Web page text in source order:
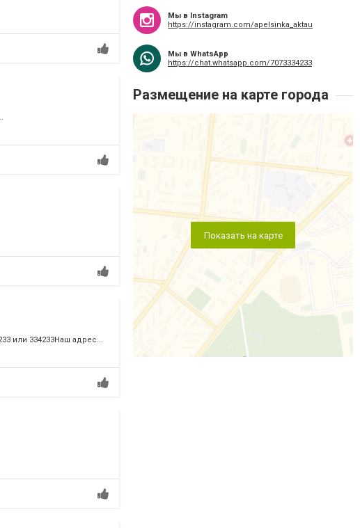
или 334233Наш адрес...
Мы в Instagram
https://instagram.com/apelsinka_aktau
Мы в WhatsApp
https://chat.whatsapp.com/7073334233
Размещение на карте города
Показать на карте